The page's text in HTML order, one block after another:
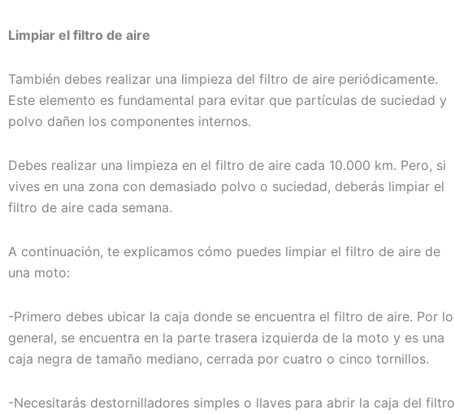
Limpiar el filtro de aire
También debes realizar una limpieza del filtro de aire periódicamente.
Este elemento es fundamental para evitar que partículas de suciedad y
polvo dañen los componentes internos.
Debes realizar una limpieza en el filtro de aire cada 10.000 km. Pero, si
vives en una zona con demasiado polvo o suciedad, deberás limpiar el
filtro de aire cada semana.
A continuación, te explicamos cómo puedes limpiar el filtro de aire de
una moto:
-Primero debes ubicar la caja donde se encuentra el filtro de aire. Por lo
general, se encuentra en la parte trasera izquierda de la moto y es una
caja negra de tamaño mediano, cerrada por cuatro o cinco tornillos.
-Necesitarás destornilladores simples o llaves para abrir la caja del filtro